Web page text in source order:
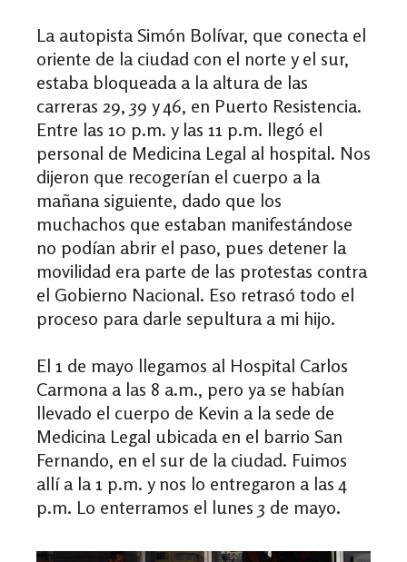
La autopista Simón Bolívar, que conecta el
oriente de la ciudad con el norte y el sur,
estaba bloqueada a la altura de las
carreras 29, 39 y 46, en Puerto Resistencia.
Entre las 10 p.m. y las 11 p.m. llegó el
personal de Medicina Legal al hospital. Nos
dijeron que recogerían el cuerpo a la
mañana siguiente, dado que los
muchachos que estaban manifestándose
no podían abrir el paso, pues detener la
movilidad era parte de las protestas contra
el Gobierno Nacional. Eso retrasó todo el
proceso para darle sepultura a mi hijo.
El 1 de mayo llegamos al Hospital Carlos
Carmona a las 8 a.m., pero ya se habían
llevado el cuerpo de Kevin a la sede de
Medicina Legal ubicada en el barrio San
Fernando, en el sur de la ciudad. Fuimos
allí a la 1 p.m. y nos lo entregaron a las 4
p.m. Lo enterramos el lunes 3 de mayo.